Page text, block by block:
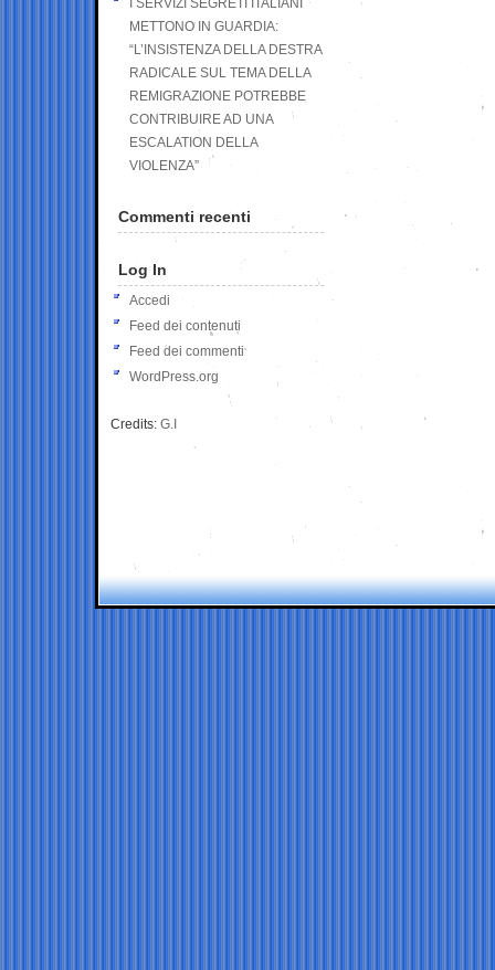
I SERVIZI SEGRETI ITALIANI
METTONO IN GUARDIA:
“L’INSISTENZA DELLA DESTRA
RADICALE SUL TEMA DELLA
REMIGRAZIONE POTREBBE
CONTRIBUIRE AD UNA
ESCALATION DELLA
VIOLENZA”
Commenti recenti
Log In
Accedi
Feed dei contenuti
Feed dei commenti
WordPress.org
Credits: G.I